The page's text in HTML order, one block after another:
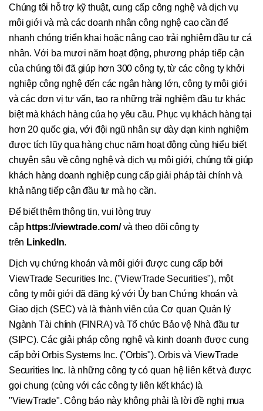
Chúng tôi hỗ trợ kỹ thuật, cung cấp công nghệ và dịch vụ
môi giới và mà các doanh nhân công nghệ cao cần để
nhanh chóng triển khai hoặc nâng cao trải nghiệm đầu tư cá
nhân. Với ba mươi năm hoạt động, phương pháp tiếp cận
của chúng tôi đã giúp hơn 300 công ty, từ các công ty khởi
nghiệp công nghệ đến các ngân hàng lớn, công ty môi giới
và các đơn vị tư vấn, tạo ra những trải nghiệm đầu tư khác
biệt mà khách hàng của họ yêu cầu. Phục vụ khách hàng tại
hơn 20 quốc gia, với đội ngũ nhân sự dày dạn kinh nghiệm
được tích lũy qua hàng chục năm hoạt động cùng hiểu biết
chuyên sâu về công nghệ và dịch vụ môi giới, chúng tôi giúp
khách hàng doanh nghiệp cung cấp giải pháp tài chính và
khả năng tiếp cận đầu tư mà họ cần.
Để biết thêm thông tin, vui lòng truy
cập https://viewtrade.com/và theo dõi công ty
trên LinkedIn.
Dịch vụ chứng khoán và môi giới được cung cấp bởi
ViewTrade Securities Inc. ("ViewTrade Securities"), một
công ty môi giới đã đăng ký với Ủy ban Chứng khoán và
Giao dịch (SEC) và là thành viên của Cơ quan Quản lý
Ngành Tài chính (FINRA) và Tổ chức Bảo vệ Nhà đầu tư
(SIPC). Các giải pháp công nghệ và kinh doanh được cung
cấp bởi Orbis Systems Inc. ("Orbis"). Orbis và ViewTrade
Securities Inc. là những công ty có quan hệ liên kết và được
gọi chung (cùng với các công ty liên kết khác) là
"ViewTrade". Công báo này không phải là lời đề nghị mua